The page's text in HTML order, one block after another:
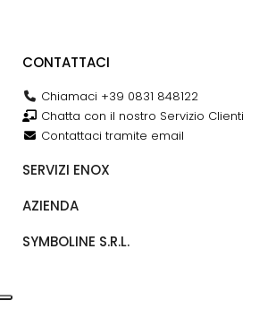
CONTATTACI
Chiamaci +39 0831 848122
Chatta con il nostro Servizio Clienti
Contattaci tramite email
SERVIZI ENOX
AZIENDA
SYMBOLINE S.R.L.